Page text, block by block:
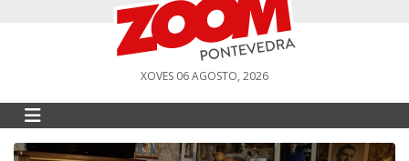
XOVES 06 AGOSTO, 2026